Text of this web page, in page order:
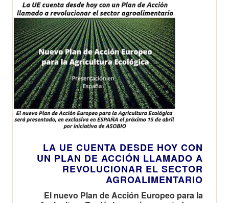
LA UE CUENTA DESDE HOY CON
UN PLAN DE ACCIÓN LLAMADO A
REVOLUCIONAR EL SECTOR
AGROALIMENTARIO
El nuevo Plan de Acción Europeo para la